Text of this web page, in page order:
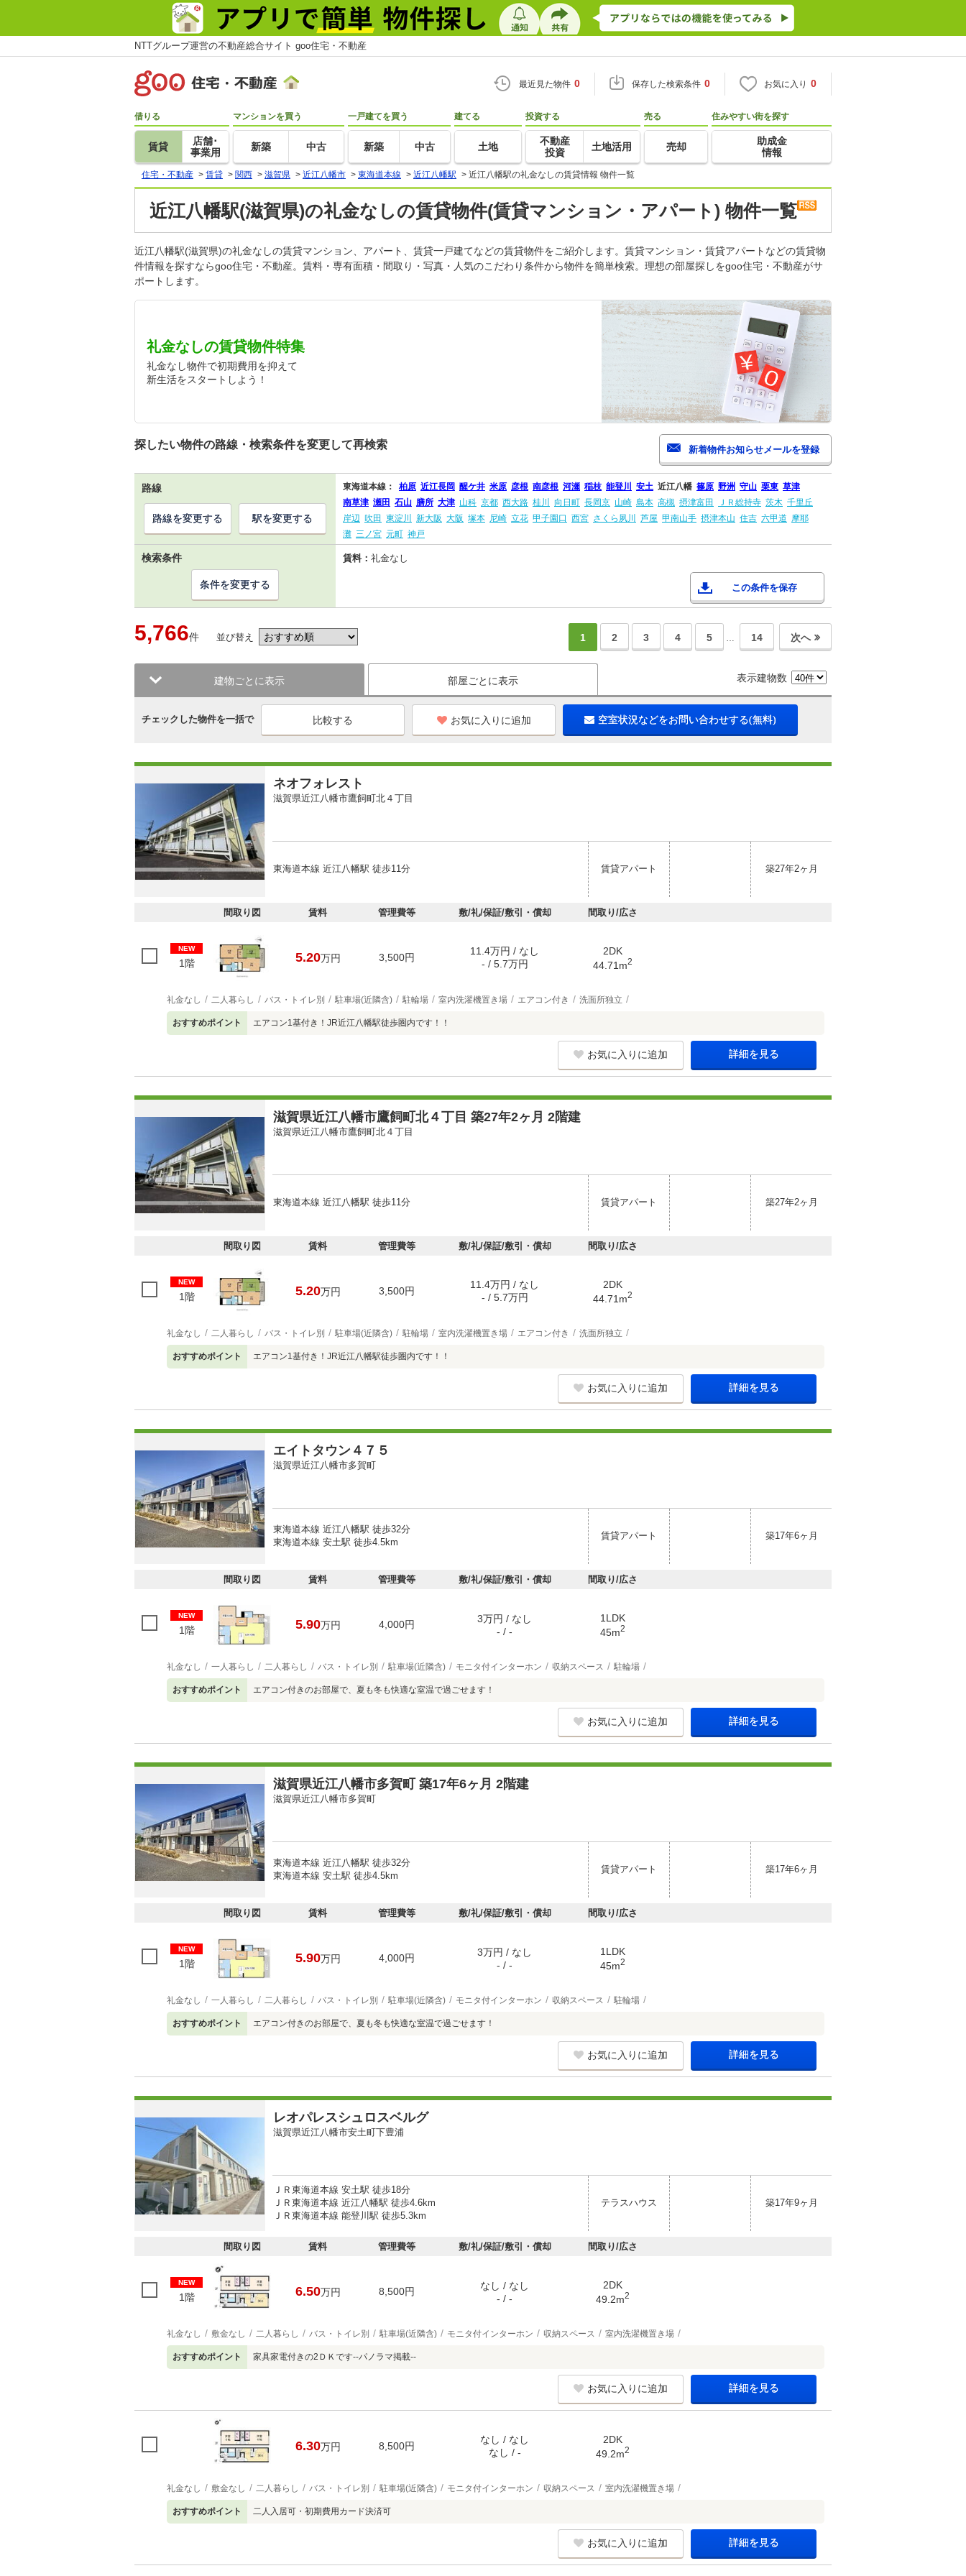
NTTグループ運営の不動産総合サイト goo住宅・不動産
最近見た物件 0 保存した検索条件 0 お気に入り 0
借りる
賃貸
店舗･
事業用
マンションを買う
新築 中古
一戸建てを買う
新築 中古
建てる
土地
投資する
不動産
投資
土地活用
売る
売却
住みやすい街を探す
助成金
情報
住宅・不動産 > 賃貸 > 関西 > 滋賀県 > 近江八幡市 > 東海道本線 > 近江八幡駅 > 近江八幡駅の礼金なしの賃貸情報 物件一覧
近江八幡駅(滋賀県)の礼金なしの賃貸物件(賃貸マンション・アパート) 物件一覧
近江八幡駅(滋賀県)の礼金なしの賃貸マンション、アパート、賃貸一戸建てなどの賃貸物件をご紹介します。賃貸マンション・賃貸アパートなどの賃貸物
件情報を探すならgoo住宅・不動産。賃料・専有面積・間取り・写真・人気のこだわり条件から物件を簡単検索。理想の部屋探しをgoo住宅・不動産がサ
ポートします。
礼金なしの賃貸物件特集
礼金なし物件で初期費用を抑えて
新生活をスタートしよう！
探したい物件の路線・検索条件を変更して再検索
路線 東海道本線： 柏原 近江長岡 醒ケ井 米原 彦根 南彦根 河瀬 稲枝 能登川 安土 近江八幡 篠原 野洲 守山 栗東 草津
南草津 瀬田 石山 膳所 大津 山科 京都 西大路 桂川 向日町 長岡京 山崎 島本 高槻 摂津富田 ＪＲ総持寺 茨木 千里丘
岸辺 吹田 東淀川 新大阪 大阪 塚本 尼崎 立花 甲子園口 西宮 さくら夙川 芦屋 甲南山手 摂津本山 住吉 六甲道 摩耶
灘 三ノ宮 元町 神戸
路線を変更する 駅を変更する
検索条件 賃料： 礼金なし
この条件を保存
条件を変更する
5,766件 並び替え 1 2 3 4 5 … 14 次へ
建物ごとに表示 部屋ごとに表示 表示建物数
チェックした物件を一括で お気に入りに追加 空室状況などをお問い合わせする(無料)
ネオフォレスト
滋賀県近江八幡市鷹飼町北４丁目
東海道本線 近江八幡駅 徒歩11分 賃貸アパート 築27年2ヶ月
間取り図 賃料 管理費等 敷/礼/保証/敷引・償却 間取り/広さ
NEW
1階 5.20万円 3,500円
11.4万円 / なし
- / 5.7万円
2DK
44.71m2
礼金なし 二人暮らし バス・トイレ別 駐車場(近隣含) 駐輪場 室内洗濯機置き場 エアコン付き 洗面所独立
おすすめポイント エアコン1基付き！JR近江八幡駅徒歩圏内です！！
お気に入りに追加 詳細を見る
滋賀県近江八幡市鷹飼町北４丁目 築27年2ヶ月 2階建
滋賀県近江八幡市鷹飼町北４丁目
東海道本線 近江八幡駅 徒歩11分 賃貸アパート 築27年2ヶ月
間取り図 賃料 管理費等 敷/礼/保証/敷引・償却 間取り/広さ
NEW
1階 5.20万円 3,500円
11.4万円 / なし
- / 5.7万円
2DK
44.71m2
礼金なし 二人暮らし バス・トイレ別 駐車場(近隣含) 駐輪場 室内洗濯機置き場 エアコン付き 洗面所独立
おすすめポイント エアコン1基付き！JR近江八幡駅徒歩圏内です！！
お気に入りに追加 詳細を見る
エイトタウン４７５
滋賀県近江八幡市多賀町
東海道本線 近江八幡駅 徒歩32分
東海道本線 安土駅 徒歩4.5km
賃貸アパート 築17年6ヶ月
間取り図 賃料 管理費等 敷/礼/保証/敷引・償却 間取り/広さ
NEW
1階 5.90万円 4,000円
3万円 / なし
- / -
1LDK
45m2
礼金なし 一人暮らし 二人暮らし バス・トイレ別 駐車場(近隣含) モニタ付インターホン 収納スペース 駐輪場
おすすめポイント エアコン付きのお部屋で、夏も冬も快適な室温で過ごせます！
お気に入りに追加 詳細を見る
滋賀県近江八幡市多賀町 築17年6ヶ月 2階建
滋賀県近江八幡市多賀町
東海道本線 近江八幡駅 徒歩32分
東海道本線 安土駅 徒歩4.5km
賃貸アパート 築17年6ヶ月
間取り図 賃料 管理費等 敷/礼/保証/敷引・償却 間取り/広さ
NEW
1階 5.90万円 4,000円
3万円 / なし
- / -
1LDK
45m2
礼金なし 一人暮らし 二人暮らし バス・トイレ別 駐車場(近隣含) モニタ付インターホン 収納スペース 駐輪場
おすすめポイント エアコン付きのお部屋で、夏も冬も快適な室温で過ごせます！
お気に入りに追加 詳細を見る
レオパレスシュロスベルグ
滋賀県近江八幡市安土町下豊浦
ＪＲ東海道本線 安土駅 徒歩18分
ＪＲ東海道本線 近江八幡駅 徒歩4.6km
ＪＲ東海道本線 能登川駅 徒歩5.3km
テラスハウス 築17年9ヶ月
間取り図 賃料 管理費等 敷/礼/保証/敷引・償却 間取り/広さ
NEW
1階 6.50万円 8,500円
なし / なし
- / -
2DK
49.2m2
礼金なし 敷金なし 二人暮らし バス・トイレ別 駐車場(近隣含) モニタ付インターホン 収納スペース 室内洗濯機置き場
おすすめポイント 家具家電付きの2ＤＫです--パノラマ掲載--
お気に入りに追加 詳細を見る
6.30万円 8,500円
なし / なし
なし / -
2DK
49.2m2
礼金なし 敷金なし 二人暮らし バス・トイレ別 駐車場(近隣含) モニタ付インターホン 収納スペース 室内洗濯機置き場
おすすめポイント 二人入居可・初期費用カード決済可
お気に入りに追加 詳細を見る